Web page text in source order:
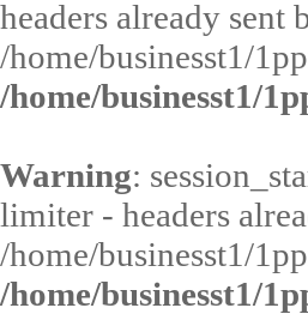
headers already sent
/home/businesst1/
/home/businesst1/
Warning:
limiter - headers
/home/businesst1/
/home/businesst1/